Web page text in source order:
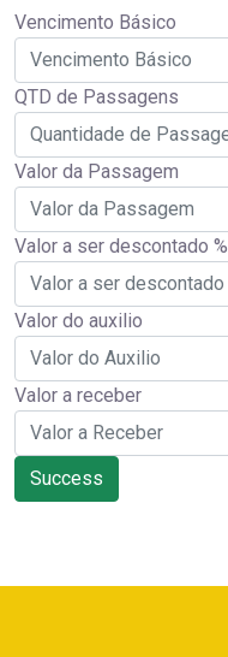
Vencimento Básico
QTD de Passagens
Valor da Passagem
Valor a ser descontado %
Valor do auxilio
Valor a receber
Success